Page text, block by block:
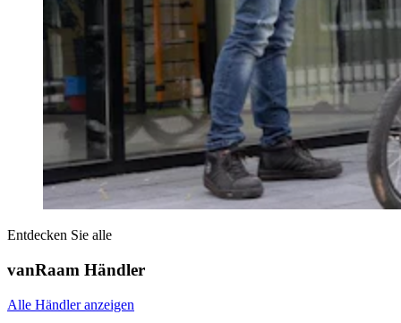
Entdecken Sie alle
vanRaam Händler
Alle Händler anzeigen